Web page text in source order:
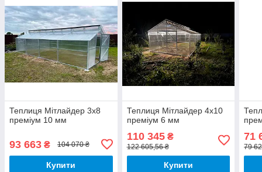
Теплиця Мітлайдер 3х8
преміум 10 мм
93 663 ₴ 104 070 ₴
Купити
Теплиця Мітлайдер 4х10
преміум 6 мм
110 345₴
122 605,56 ₴
Купити
71
79